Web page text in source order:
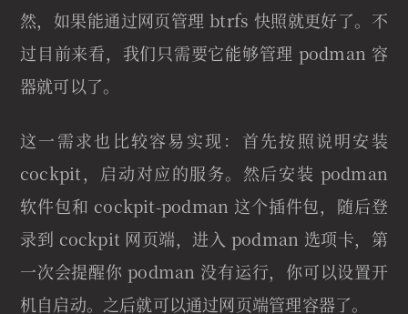
然，如果能通过网页管理 btrfs 快照就更好了。不
过目前来看，我们只需要它能够管理 podman 容
器就可以了。
这一需求也比较容易实现：首先按照说明安装
cockpit，启动对应的服务。然后安装 podman
软件包和 cockpit-podman 这个插件包，随后登
录到 cockpit 网页端，进入 podman 选项卡，第
一次会提醒你 podman 没有运行，你可以设置开
机自启动。之后就可以通过网页端管理容器了。